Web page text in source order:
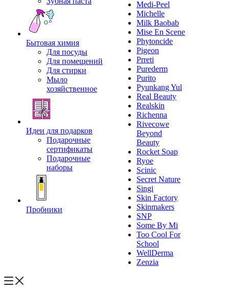
Бытовая химия
Для посуды
Для помещений
Для стирки
Мыло
хозяйственное
Идеи для подарков
Подарочные
сертификаты
Подарочные
наборы
Пробники
Medi-Peel
Michelle
Milk Baobab
Mise En Scene
Phytoncide
Pigeon
Prreti
Purederm
Purito
Pyunkang Yul
Real Beauty
Realskin
Richenna
Rivecowe
Beyond
Beauty
Rocket Soap
Ryoe
Scinic
Secret Nature
Singi
Skin Factory
Skinmakers
SNP
Some By Mi
Too Cool For
School
WellDerma
Zenzia